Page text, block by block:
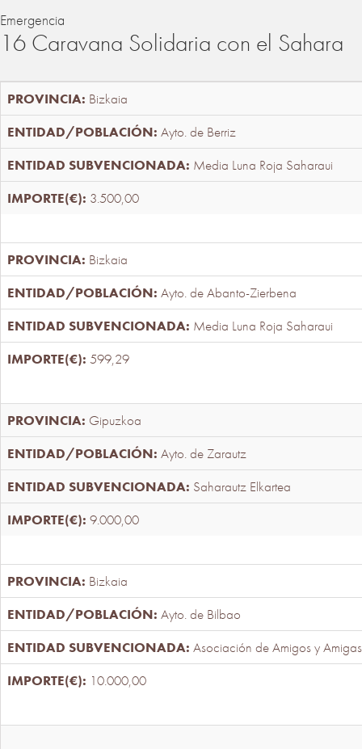
Emergencia
16 Caravana Solidaria con el Sahara
Bizkaia
Ayto. de Berriz
Media Luna Roja Saharaui
3.500,00
Bizkaia
Ayto. de Abanto-Zierbena
Media Luna Roja Saharaui
599,29
Gipuzkoa
Ayto. de Zarautz
Saharautz Elkartea
9.000,00
Bizkaia
Ayto. de Bilbao
Asociación de Amigos y
10.000,00